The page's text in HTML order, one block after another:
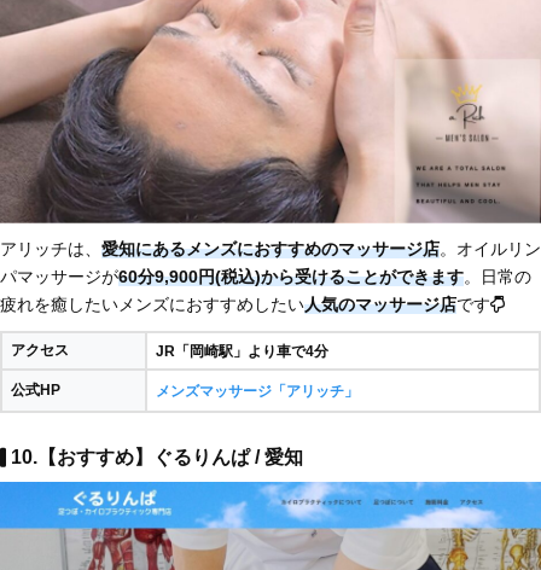
アリッチは、 愛知にあるメンズにおすすめのマッサージ店。オイルリン
パマッサージが60分9,900円(税込)から受けることができます。日常の
疲れを癒したいメンズにおすすめしたい人気のマッサージ店です
アクセス JR「岡崎駅」より車で4分
公式HP メンズマッサージ「アリッチ」
10.【おすすめ】ぐるりんぱ / 愛知